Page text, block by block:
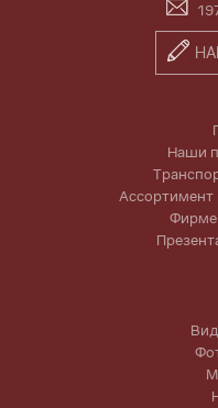
Наши
Ассортимент